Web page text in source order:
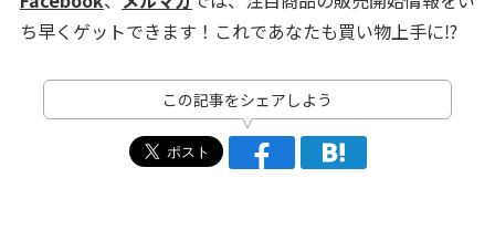
ち早くゲットできます！これであなたも買い物上手に⁉
この記事をシェアしよう